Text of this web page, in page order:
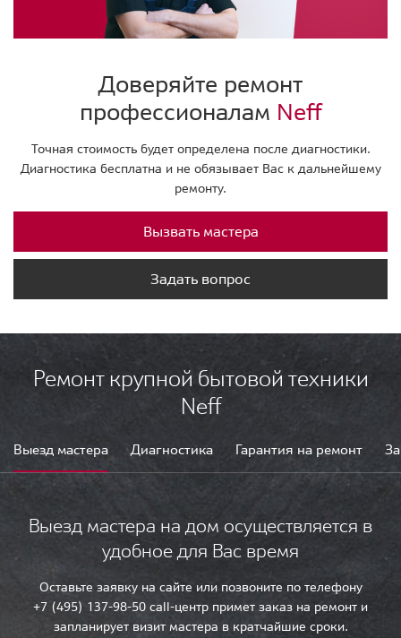
Доверяйте ремонт
профессионалам Neff
Точная стоимость будет определена после диагностики.
Диагностика бесплатна и не обязывает Вас к дальнейшему
ремонту.
Вызвать мастера
Задать вопрос
Ремонт крупной бытовой техники
Neff
Выезд мастера Диагностика Гарантия на ремонт
Выезд мастера на дом осуществляется в
удобное для Вас время
Оставьте заявку на сайте или позвоните по телефону
+7 (495) 137-98-50 call-центр примет заказ на ремонт и
запланирует визит мастера в кратчайшие сроки.